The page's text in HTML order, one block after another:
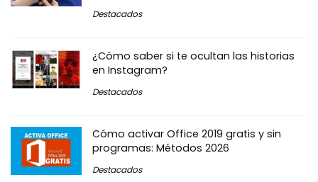
Destacados
¿Cómo saber si te ocultan las historias
en Instagram?
Destacados
Cómo activar Office 2019 gratis y sin
programas: Métodos 2026
Destacados